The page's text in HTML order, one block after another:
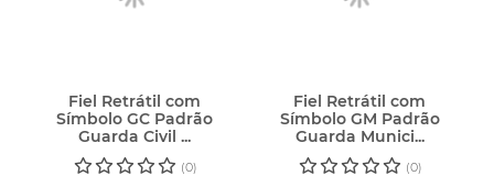
Fiel Retrátil com
Símbolo GC Padrão
Guarda Civil ...
(0)
Fiel Retrátil com
Símbolo GM Padrão
Guarda Munici...
(0)